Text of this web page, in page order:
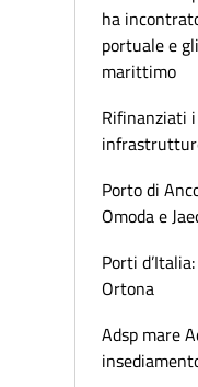
ha
portuale e
marittimo
Rifinanziati
Porto di
Omoda e
Porti
Ortona
Adsp mare